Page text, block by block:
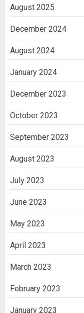
August 2025
December 2024
August 2024
January 2024
December 2023
October 2023
September 2023
August 2023
July 2023
June 2023
May 2023
April 2023
March 2023
February 2023
January 2023